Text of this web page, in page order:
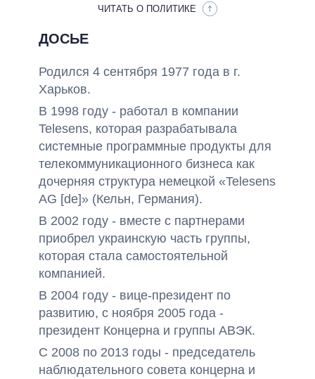
ЧИТАТЬ О ПОЛИТИКЕ
ДОСЬЕ
Родился 4 сентября 1977 года в г.
Харьков.
В 1998 году - работал в компании
Telesens, которая разрабатывала
системные программные продукты для
телекоммуникационного бизнеса как
дочерняя структура немецкой «Telesens
AG [de]» (Кельн, Германия).
В 2002 году - вместе с партнерами
приобрел украинскую часть группы,
которая стала самостоятельной
компанией.
В 2004 году - вице-президент по
развитию, с ноября 2005 года -
президент Концерна и группы АВЭК.
С 2008 по 2013 годы - председатель
наблюдательного совета концерна и